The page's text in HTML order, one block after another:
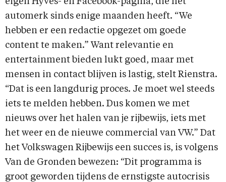
automerk sinds enige maanden heeft. “We
hebben er een redactie opgezet om goede
content te maken.” Want relevantie en
entertainment bieden lukt goed, maar met
mensen in contact blijven is lastig, stelt Rienstra.
“Dat is een langdurig proces. Je moet wel steeds
iets te melden hebben. Dus komen we met
nieuws over het halen van je rijbewijs, iets met
het weer en de nieuwe commercial van VW.” Dat
het Volkswagen Rijbewijs een succes is, is volgens
Van de Gronden bewezen: “Dit programma is
groot geworden tijdens de ernstigste autocrisis